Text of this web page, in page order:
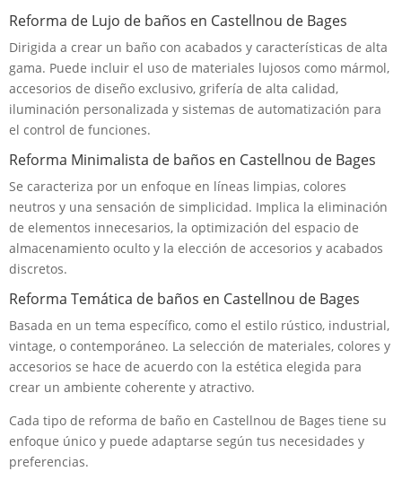
Reforma de Lujo de baños en Castellnou de Bages
Dirigida a crear un baño con acabados y características de alta
gama. Puede incluir el uso de materiales lujosos como mármol,
accesorios de diseño exclusivo, grifería de alta calidad,
iluminación personalizada y sistemas de automatización para
el control de funciones.
Reforma Minimalista de baños en Castellnou de Bages
Se caracteriza por un enfoque en líneas limpias, colores
neutros y una sensación de simplicidad. Implica la eliminación
de elementos innecesarios, la optimización del espacio de
almacenamiento oculto y la elección de accesorios y acabados
discretos.
Reforma Temática de baños en Castellnou de Bages
Basada en un tema específico, como el estilo rústico, industrial,
vintage, o contemporáneo. La selección de materiales, colores y
accesorios se hace de acuerdo con la estética elegida para
crear un ambiente coherente y atractivo.
Cada tipo de reforma de baño en Castellnou de Bages tiene su
enfoque único y puede adaptarse según tus necesidades y
preferencias.